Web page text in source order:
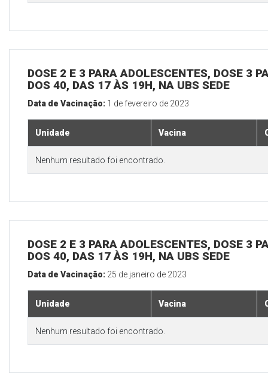
DOSE 2 E 3 PARA ADOLESCENTES, DOSE 3
DOS 40, DAS 17 ÀS 19H, NA UBS SEDE
Data de Vacinação: 1 de fevereiro de 2023
Unidade Vacina
Nenhum resultado foi encontrado.
DOSE 2 E 3 PARA ADOLESCENTES, DOSE 3
DOS 40, DAS 17 ÀS 19H, NA UBS SEDE
Data de Vacinação: 25 de janeiro de 2023
Unidade Vacina
Nenhum resultado foi encontrado.